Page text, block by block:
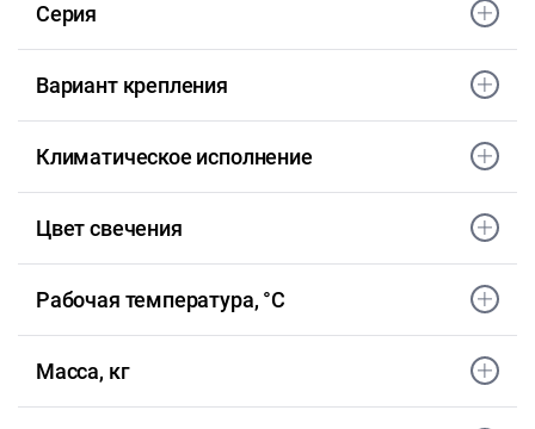
Серия
Вариант крепления
Климатическое исполнение
Цвет свечения
Рабочая температура, °С
Масса, кг